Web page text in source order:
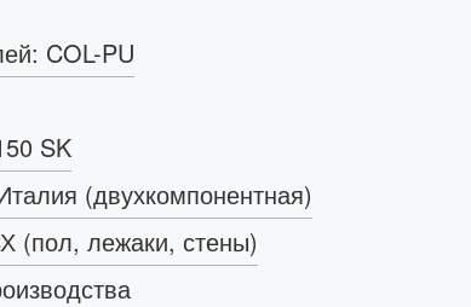
COL-PU
SK
(двухкомпонентная)
(пол, лежаки, стены)